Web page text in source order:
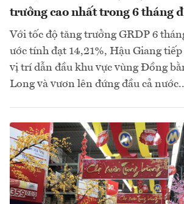
trưởng cao nhất trong 6 tháng
Với tốc độ tăng trưởng GRDP 6
ước tính đạt 14,21%, Hậu Giang
vị trí dẫn đầu khu vực vùng Đồng
Long và vươn lên đứng đầu cả